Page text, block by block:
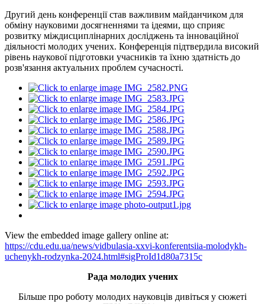
Другий день конференції став важливим майданчиком для
обміну науковими досягненнями та ідеями, що сприяє
розвитку міждисциплінарних досліджень та інноваційної
діяльності молодих учених. Конференція підтвердила високий
рівень наукової підготовки учасників та їхню здатність до
розв'язання актуальних проблем сучасності.
View the embedded image gallery online at:
https://cdu.edu.ua/news/vidbulasia-xxvi-konferentsiia-molodykh-
uchenykh-rodzynka-2024.html#sigProId1d80a7315c
Рада молодих учених
Більше про роботу молодих науковців дивіться у сюжеті